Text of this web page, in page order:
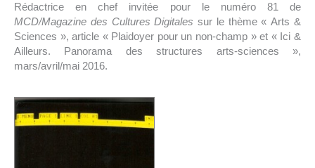
Rédactrice en chef invitée pour le numéro 81 de
MCD/Magazine des Cultures Digitales sur le thème « Arts &
Sciences », article « Plaidoyer pour un non-champ » et « Ici &
Ailleurs. Panorama des structures arts-sciences »,
mars/avril/mai 2016.